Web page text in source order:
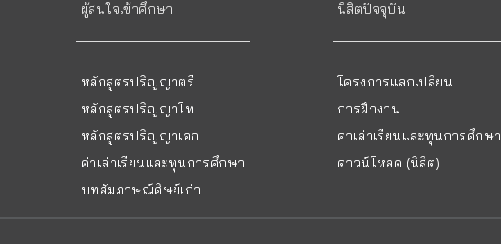
ผู้สนใจเข้าศึกษา
หลักสูตรปริญญาตรี
หลักสูตรปริญญาโท
หลักสูตรปริญญาเอก
ค่าเล่าเรียนและทุนการศึกษา
บทสัมภาษณ์ศิษย์เก่า
นิสิตปัจจุบัน
โครงการแลกเปลี่ยน
การฝึกงาน
ค่าเล่าเรียนและทุนการศึกษา
ดาวน์โหลด (นิสิต)